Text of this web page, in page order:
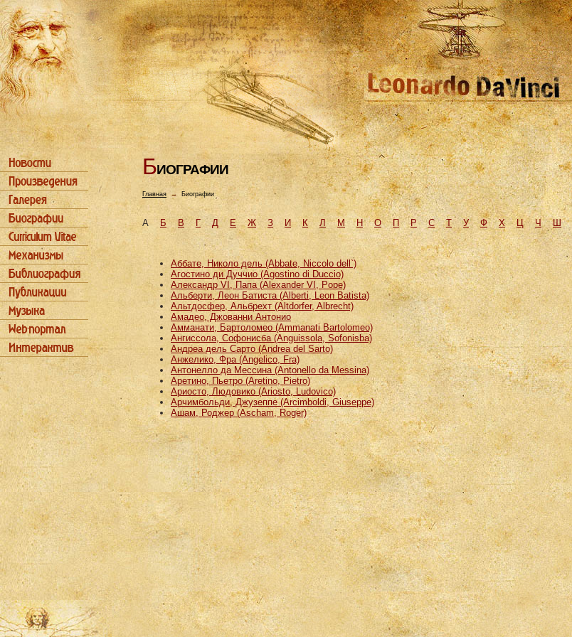
БИОГРАФИИ
Главная→ Биографии
АБ В Г Д Е Ж З И К Л М H О П Р С Т У Ф Х Ц Ч Ш
Аббате, Николо дель (Abbate, Niccolo dell`)
Агостино ди Дуччио (Agostino di Duccio)
Александр VI, Папа (Alexander VI, Pope)
Альберти, Леон Батиста (Alberti, Leon Batista)
Альтдосфер, Альбрехт (Altdorfer, Albrecht)
Амадео, Джованни Антонио
Амманати, Бартоломео (Ammanati Bartolomeo)
Ангиссола, Софонисба (Anguissola, Sofonisba)
Андреа дель Сарто (Andrea del Sarto)
Анжелико, Фра (Angelico, Fra)
Антонелло да Мессина (Antonello da Messina)
Аретино, Пьетро (Aretino, Pietro)
Ариосто, Людовико (Ariosto, Ludovico)
Арчимбольди, Джузеппе (Arcimboldi, Giuseppe)
Ашам, Роджер (Ascham, Roger)